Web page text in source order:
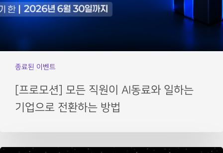
종료된 이벤트
[프로모션] 모든 직원이 AI동료와 일하는
기업으로 전환하는 방법